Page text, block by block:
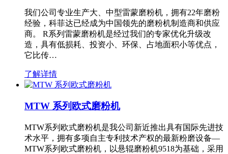
我们公司专业生产大、中型雷蒙磨粉机，拥有22年磨粉
经验，科菲达已经成为中国领先的磨粉机制造商和供应
商。 R系列雷蒙磨粉机是经过我们的专家优化升级改
造，具有低损耗、投资小、环保、占地面积小等优点，
它比传…
了解详情
MTW 系列欧式磨粉机
MTW系列欧式磨粉机是我公司新近推出具有国际先进技
术水平，拥有多项自主专利技术产权的最新粉磨设备—
MTW系列欧式磨粉机，以悬辊磨粉机9518为基础，采用